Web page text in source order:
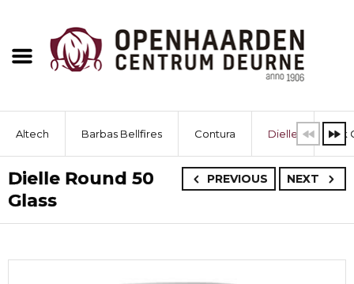
Altech Barbas Bellfires Contura Dielle Dik
PREVIOUS NEXT
Dielle Round 50
Glass